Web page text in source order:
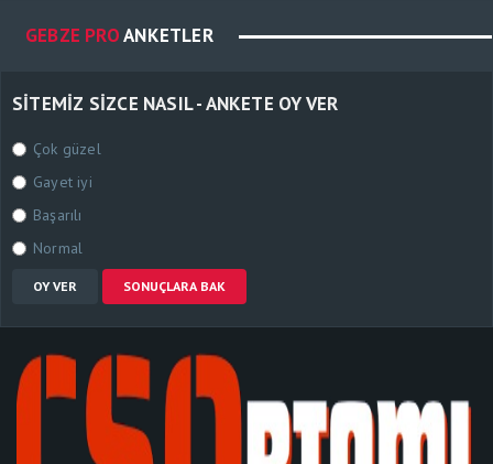
GEBZE PROANKETLER
SITEMIZ SIZCE NASIL - ANKETE OY VER
Çok güzel
Gayet iyi
Başarılı
Normal
OY VER SONUÇLARA BAK